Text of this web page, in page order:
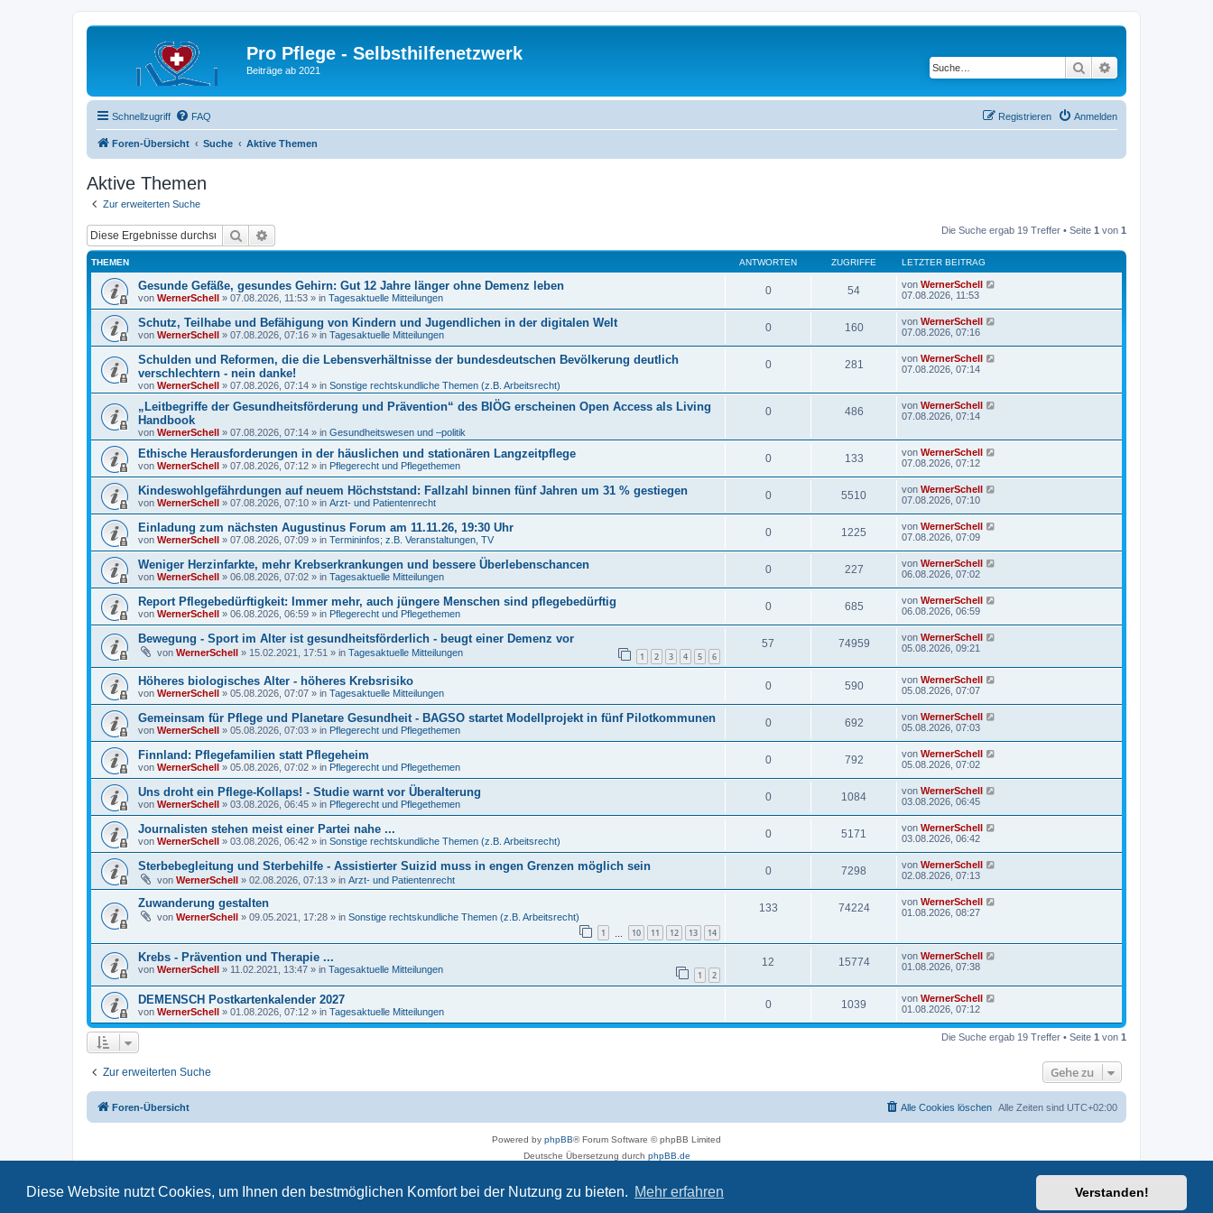
Diese Website nutzt Cookies, um Ihnen den bestmöglichen Komfort bei der Nutzung zu bieten. Mehr erfahren Verstanden!
Pro Pflege - Selbsthilfenetzwerk
Beiträge ab 2021 Suche
Schnellzugriff FAQ Anmelden
Registrieren
Foren-Übersicht Suche Aktive Themen
Aktive Themen
Zur erweiterten Suche
Suche Die Suche ergab 19 Treffer • Seite 1 von 1
THEMEN ANTWORTEN ZUGRIFFE LETZTER BEITRAG
Gesunde Gefäße, gesundes Gehirn: Gut 12 Jahre länger ohne Demenz leben
von WernerSchell » 07.08.2026, 11:53 » in Tagesaktuelle Mitteilungen
0 54 von WernerSchell
07.08.2026, 11:53
Schutz, Teilhabe und Befähigung von Kindern und Jugendlichen in der digitalen Welt
von WernerSchell » 07.08.2026, 07:16 » in Tagesaktuelle Mitteilungen
0 160 von WernerSchell
07.08.2026, 07:16
Schulden und Reformen, die die Lebensverhältnisse der bundesdeutschen Bevölkerung deutlich
verschlechtern - nein danke!
von WernerSchell » 07.08.2026, 07:14 » in Sonstige rechtskundliche Themen (z.B. Arbeitsrecht)
0 281 von WernerSchell
07.08.2026, 07:14
„Leitbegriffe der Gesundheitsförderung und Prävention“ des BIÖG erscheinen Open Access als Living
Handbook
von WernerSchell » 07.08.2026, 07:14 » in Gesundheitswesen und –politik
0 486 von WernerSchell
07.08.2026, 07:14
Ethische Herausforderungen in der häuslichen und stationären Langzeitpflege
von WernerSchell » 07.08.2026, 07:12 » in Pflegerecht und Pflegethemen
0 133 von WernerSchell
07.08.2026, 07:12
Kindeswohlgefährdungen auf neuem Höchststand: Fallzahl binnen fünf Jahren um 31 % gestiegen
von WernerSchell » 07.08.2026, 07:10 » in Arzt- und Patientenrecht
0 5510 von WernerSchell
07.08.2026, 07:10
Einladung zum nächsten Augustinus Forum am 11.11.26, 19:30 Uhr
von WernerSchell » 07.08.2026, 07:09 » in Termininfos; z.B. Veranstaltungen, TV
0 1225 von WernerSchell
07.08.2026, 07:09
Weniger Herzinfarkte, mehr Krebserkrankungen und bessere Überlebenschancen
von WernerSchell » 06.08.2026, 07:02 » in Tagesaktuelle Mitteilungen
0 227 von WernerSchell
06.08.2026, 07:02
Report Pflegebedürftigkeit: Immer mehr, auch jüngere Menschen sind pflegebedürftig
von WernerSchell » 06.08.2026, 06:59 » in Pflegerecht und Pflegethemen
0 685 von WernerSchell
06.08.2026, 06:59
Bewegung - Sport im Alter ist gesundheitsförderlich - beugt einer Demenz vor
von WernerSchell » 15.02.2021, 17:51 » in Tagesaktuelle Mitteilungen 1 2 3 4 5 6
57 74959 von WernerSchell
05.08.2026, 09:21
Höheres biologisches Alter - höheres Krebsrisiko
von WernerSchell » 05.08.2026, 07:07 » in Tagesaktuelle Mitteilungen
0 590 von WernerSchell
05.08.2026, 07:07
Gemeinsam für Pflege und Planetare Gesundheit - BAGSO startet Modellprojekt in fünf Pilotkommunen
von WernerSchell » 05.08.2026, 07:03 » in Pflegerecht und Pflegethemen
0 692 von WernerSchell
05.08.2026, 07:03
Finnland: Pflegefamilien statt Pflegeheim
von WernerSchell » 05.08.2026, 07:02 » in Pflegerecht und Pflegethemen
0 792 von WernerSchell
05.08.2026, 07:02
Uns droht ein Pflege-Kollaps! - Studie warnt vor Überalterung
von WernerSchell » 03.08.2026, 06:45 » in Pflegerecht und Pflegethemen
0 1084 von WernerSchell
03.08.2026, 06:45
Journalisten stehen meist einer Partei nahe ...
von WernerSchell » 03.08.2026, 06:42 » in Sonstige rechtskundliche Themen (z.B. Arbeitsrecht)
0 5171 von WernerSchell
03.08.2026, 06:42
Sterbebegleitung und Sterbehilfe - Assistierter Suizid muss in engen Grenzen möglich sein
von WernerSchell » 02.08.2026, 07:13 » in Arzt- und Patientenrecht
0 7298 von WernerSchell
02.08.2026, 07:13
Zuwanderung gestalten
von WernerSchell » 09.05.2021, 17:28 » in Sonstige rechtskundliche Themen (z.B. Arbeitsrecht)
1 10 11 12 13 14
133 74224 von WernerSchell
01.08.2026, 08:27
Krebs - Prävention und Therapie ...
von WernerSchell » 11.02.2021, 13:47 » in Tagesaktuelle Mitteilungen 1 2
12 15774 von WernerSchell
01.08.2026, 07:38
DEMENSCH Postkartenkalender 2027
von WernerSchell » 01.08.2026, 07:12 » in Tagesaktuelle Mitteilungen
0 1039 von WernerSchell
01.08.2026, 07:12
Die Suche ergab 19 Treffer • Seite 1 von 1
Zur erweiterten Suche Gehe zu
Foren-Übersicht Alle Zeiten sind UTC+02:00
Alle Cookies löschen
Powered by phpBB® Forum Software © phpBB Limited
Deutsche Übersetzung durch phpBB.de